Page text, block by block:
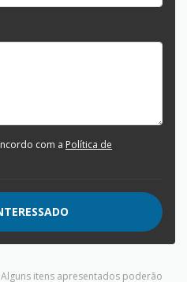
com a Política de
itens apresentados poderão